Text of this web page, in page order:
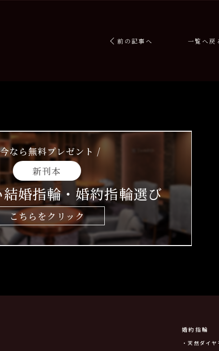
前の記事へ 一覧へ戻
なら無料プレゼント /
新刊本
婚指輪・婚約指輪選び
こちらをクリック
婚約指輪
・天然ダイ